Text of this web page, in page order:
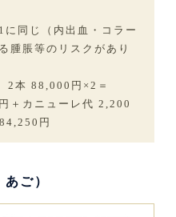
同じ（内出血・コラー
腫脹等のリスクがあり
2本 88,000円×2＝
＋カニューレ代 2,200
円
ご）